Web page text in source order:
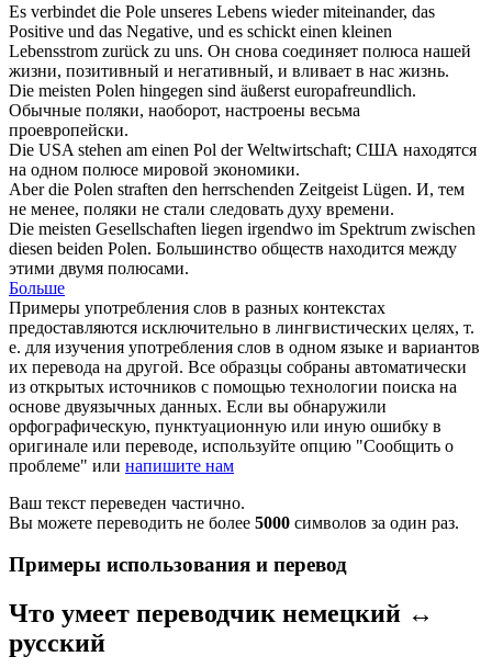
Es verbindet die Pole unseres Lebens wieder miteinander, das
Positive und das Negative, und es schickt einen kleinen
Lebensstrom zurück zu uns. Он снова соединяет полюса нашей
жизни, позитивный и негативный, и вливает в нас жизнь.
Die meisten Polen hingegen sind äußerst europafreundlich.
Обычные поляки, наоборот, настроены весьма
проевропейски.
Die USA stehen am einen Pol der Weltwirtschaft; США находятся
на одном полюсе мировой экономики.
Aber die Polen straften den herrschenden Zeitgeist Lügen. И, тем
не менее, поляки не стали следовать духу времени.
Die meisten Gesellschaften liegen irgendwo im Spektrum zwischen
diesen beiden Polen. Большинство обществ находится между
этими двумя полюсами.
Больше
Примеры употребления слов в разных контекстах
предоставляются исключительно в лингвистических целях, т.
е. для изучения употребления слов в одном языке и вариантов
их перевода на другой. Все образцы собраны автоматически
из открытых источников с помощью технологии поиска на
основе двуязычных данных. Если вы обнаружили
орфографическую, пунктуационную или иную ошибку в
оригинале или переводе, используйте опцию "Сообщить о
проблеме" или напишите нам
Ваш текст переведен частично.
Вы можете переводить не более 5000 символов за один раз.
Примеры использования и перевод
Что умеет переводчик немецкий ↔
русский